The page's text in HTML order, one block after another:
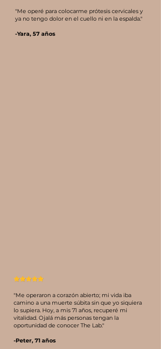
"Me operé para colocarme prótesis cervicales y
ya no tengo dolor en el cuello ni en la espalda."
-Yara, 57 años
"Me operaron a corazón abierto; mi vida iba
camino a una muerte súbita sin que yo siquiera
lo supiera. Hoy, a mis 71 años, recuperé mi
vitalidad. Ojalá más personas tengan la
oportunidad de conocer The Lab."
-Peter, 71 años